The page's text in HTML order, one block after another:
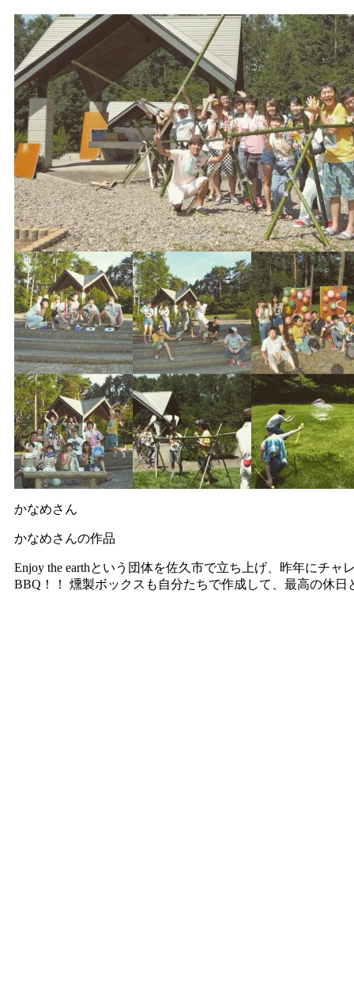
かなめさん
かなめさんの作品
Enjoy the earthという団体を佐久市で立ち上げ、昨年にチ
BBQ！！ 燻製ボックスも自分たちで作成して、最高の休